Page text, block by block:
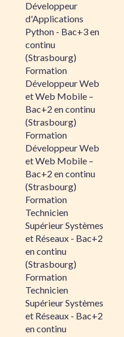
Développeur
d'Applications
Python - Bac+3 en
continu
(Strasbourg)
Formation
Développeur Web
et Web Mobile –
Bac+2 en continu
(Strasbourg)
Formation
Développeur Web
et Web Mobile –
Bac+2 en continu
(Strasbourg)
Formation
Technicien
Supérieur Systèmes
et Réseaux - Bac+2
en continu
(Strasbourg)
Formation
Technicien
Supérieur Systèmes
et Réseaux - Bac+2
en continu